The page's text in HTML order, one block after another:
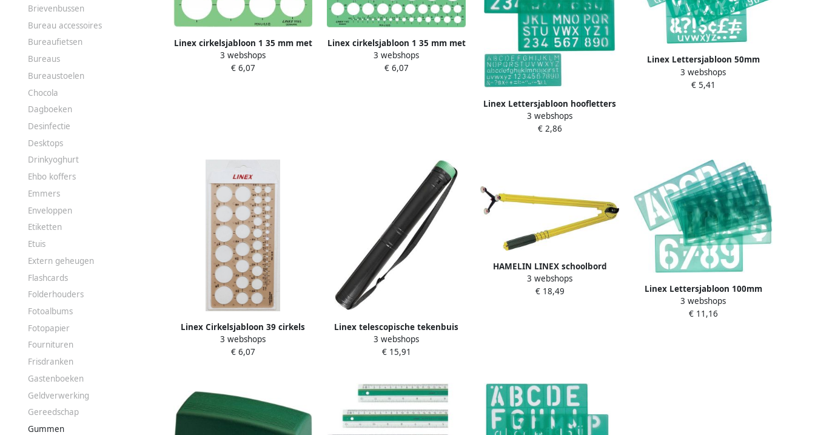
Brievenbussen
Bureau accessoires
Bureaufietsen
Bureaus
Bureaustoelen
Chocola
Dagboeken
Desinfectie
Desktops
Drinkyoghurt
Ehbo koffers
Emmers
Enveloppen
Etiketten
Etuis
Extern geheugen
Flashcards
Folderhouders
Fotoalbums
Fotopapier
Fournituren
Frisdranken
Gastenboeken
Geldverwerking
Gereedschap
Gummen
Linex cirkelsjabloon 1 35 mm met
22 cirkels en uitlijnmarkering
3 webshops
€ 6,07
Linex cirkelsjabloon 1 35 mm met
39 cirkels en milimeteruitlijning
3 webshops
€ 6,07
Linex Lettersjabloon hoofletters
letters cijfers set Ã¡ 3 stuks
3 webshops
€ 2,86
Linex Lettersjabloon 50mm
hoofdletters letters cijfers
3 webshops
€ 5,41
Linex Cirkelsjabloon 39 cirkels
met inktvoetjes 1-35mm grijs
3 webshops
€ 6,07
Linex telescopische tekenbuis
diameter van 7 5 cm lengte van
70 tot 124 cm
3 webshops
€ 15,91
HAMELIN LINEX schoolbord
passer bb 450
3 webshops
€ 18,49
Linex Lettersjabloon 100mm
hoofdletters letters cijfers
3 webshops
€ 11,16